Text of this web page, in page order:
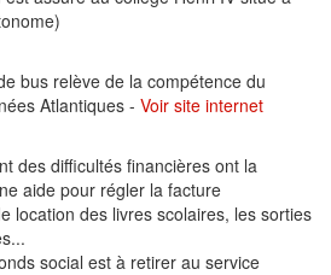
bus relève de la compétence du
Atlantiques - Voir site internet
des difficultés financières ont la
aide pour régler la facture
location des livres scolaires, les sorties
social est à retirer au service